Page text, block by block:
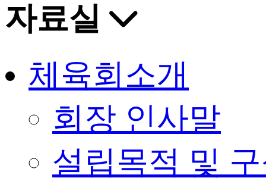
자료실
체육회소개
회장 인사말
설립목적 및